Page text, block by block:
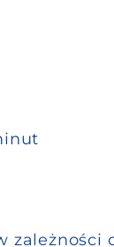
zależności